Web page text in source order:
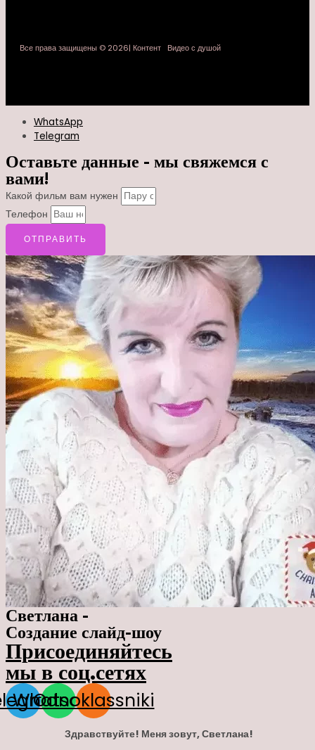
Все права защищены © 2026| Контент Видео с душой
WhatsApp
Telegram
Оставьте данные - мы свяжемся с
вами!
Какой фильм вам нужен
Телефон
ОТПРАВИТЬ
Светлана -
Создание слайд-шоу
Присоединяйтесь
мы в соц.сетях
Whatsapp
Odnoklassniki
Здравствуйте! Меня зовут, Светлана!